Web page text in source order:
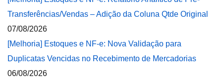
Transferências/Vendas – Adição da Coluna Qtde Original
07/08/2026
[Melhoria] Estoques e NF-e: Nova Validação para
Duplicatas Vencidas no Recebimento de Mercadorias
06/08/2026